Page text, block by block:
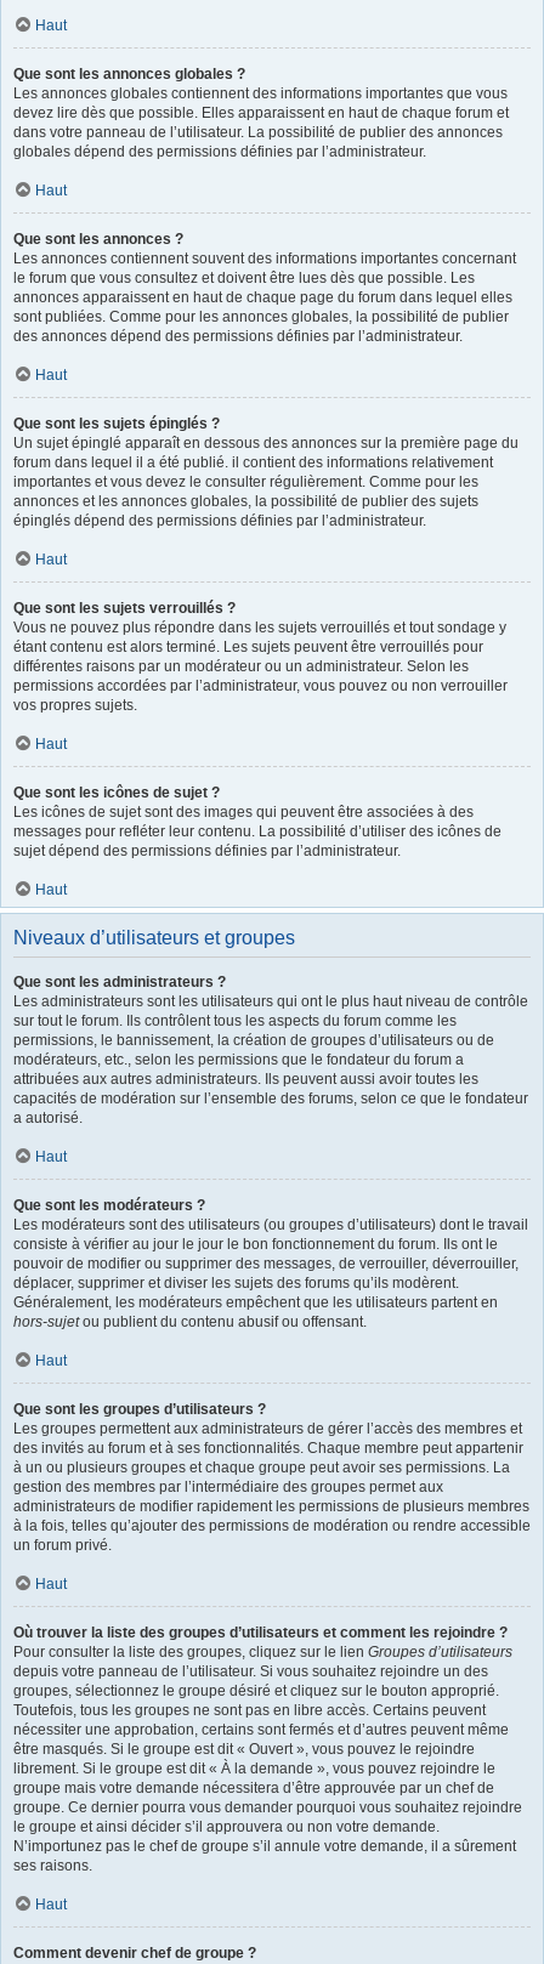
Haut
Que sont les annonces globales ?
Les annonces globales contiennent des informations importantes que vous
devez lire dès que possible. Elles apparaissent en haut de chaque forum et
dans votre panneau de l’utilisateur. La possibilité de publier des annonces
globales dépend des permissions définies par l’administrateur.
Haut
Que sont les annonces ?
Les annonces contiennent souvent des informations importantes concernant
le forum que vous consultez et doivent être lues dès que possible. Les
annonces apparaissent en haut de chaque page du forum dans lequel elles
sont publiées. Comme pour les annonces globales, la possibilité de publier
des annonces dépend des permissions définies par l’administrateur.
Haut
Que sont les sujets épinglés ?
Un sujet épinglé apparaît en dessous des annonces sur la première page du
forum dans lequel il a été publié. il contient des informations relativement
importantes et vous devez le consulter régulièrement. Comme pour les
annonces et les annonces globales, la possibilité de publier des sujets
épinglés dépend des permissions définies par l’administrateur.
Haut
Que sont les sujets verrouillés ?
Vous ne pouvez plus répondre dans les sujets verrouillés et tout sondage y
étant contenu est alors terminé. Les sujets peuvent être verrouillés pour
différentes raisons par un modérateur ou un administrateur. Selon les
permissions accordées par l’administrateur, vous pouvez ou non verrouiller
vos propres sujets.
Haut
Que sont les icônes de sujet ?
Les icônes de sujet sont des images qui peuvent être associées à des
messages pour refléter leur contenu. La possibilité d’utiliser des icônes de
sujet dépend des permissions définies par l’administrateur.
Haut
Niveaux d’utilisateurs et groupes
Que sont les administrateurs ?
Les administrateurs sont les utilisateurs qui ont le plus haut niveau de contrôle
sur tout le forum. Ils contrôlent tous les aspects du forum comme les
permissions, le bannissement, la création de groupes d’utilisateurs ou de
modérateurs, etc., selon les permissions que le fondateur du forum a
attribuées aux autres administrateurs. Ils peuvent aussi avoir toutes les
capacités de modération sur l’ensemble des forums, selon ce que le fondateur
a autorisé.
Haut
Que sont les modérateurs ?
Les modérateurs sont des utilisateurs (ou groupes d’utilisateurs) dont le travail
consiste à vérifier au jour le jour le bon fonctionnement du forum. Ils ont le
pouvoir de modifier ou supprimer des messages, de verrouiller, déverrouiller,
déplacer, supprimer et diviser les sujets des forums qu’ils modèrent.
Généralement, les modérateurs empêchent que les utilisateurs partent en
hors-sujetou publient du contenu abusif ou offensant.
Haut
Que sont les groupes d’utilisateurs ?
Les groupes permettent aux administrateurs de gérer l’accès des membres et
des invités au forum et à ses fonctionnalités. Chaque membre peut appartenir
à un ou plusieurs groupes et chaque groupe peut avoir ses permissions. La
gestion des membres par l’intermédiaire des groupes permet aux
administrateurs de modifier rapidement les permissions de plusieurs membres
à la fois, telles qu’ajouter des permissions de modération ou rendre accessible
un forum privé.
Haut
Où trouver la liste des groupes d’utilisateurs et comment les rejoindre ?
Pour consulter la liste des groupes, cliquez sur le lien Groupes d’utilisateurs
depuis votre panneau de l’utilisateur. Si vous souhaitez rejoindre un des
groupes, sélectionnez le groupe désiré et cliquez sur le bouton approprié.
Toutefois, tous les groupes ne sont pas en libre accès. Certains peuvent
nécessiter une approbation, certains sont fermés et d’autres peuvent même
être masqués. Si le groupe est dit « Ouvert », vous pouvez le rejoindre
librement. Si le groupe est dit « À la demande », vous pouvez rejoindre le
groupe mais votre demande nécessitera d’être approuvée par un chef de
groupe. Ce dernier pourra vous demander pourquoi vous souhaitez rejoindre
le groupe et ainsi décider s’il approuvera ou non votre demande.
N’importunez pas le chef de groupe s’il annule votre demande, il a sûrement
ses raisons.
Haut
Comment devenir chef de groupe ?